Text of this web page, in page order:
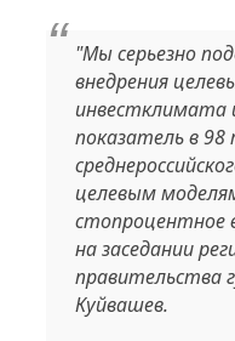
"Мы серьезно
внедрения
инвестклимата
показатель в
целевым
стопроцентное
на заседании
правительства
Куйвашев.